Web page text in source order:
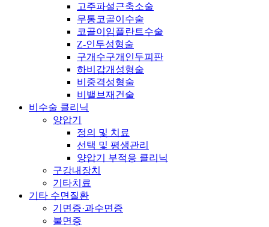
고주파설근축소술
무통코골이수술
코골이임플란트수술
Z-인두성형술
구개수구개인두피판
하비갑개성형술
비중격성형술
비밸브재건술
비수술 클리닉
양압기
정의 및 치료
선택 및 평생관리
양압기 부적응 클리닉
구강내장치
기타치료
기타 수면질환
기면증·과수면증
불면증